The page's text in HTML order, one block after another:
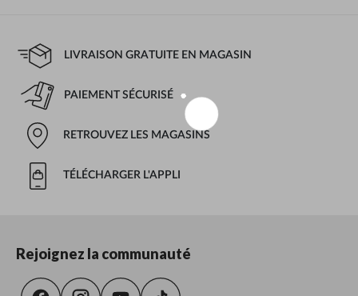
LIVRAISON GRATUITE EN MAGASIN
PAIEMENT SÉCURISÉ
RETROUVEZ LES MAGASINS
TÉLÉCHARGER L'APPLI
Rejoignez la communauté